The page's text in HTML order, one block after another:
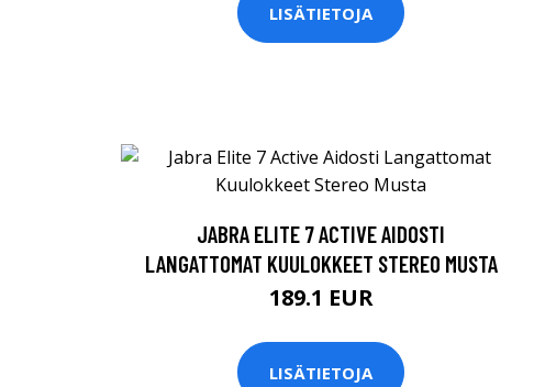
LISÄTIETOJA
JABRA ELITE 7 ACTIVE AIDOSTI
LANGATTOMAT KUULOKKEET STEREO MUSTA
189.1 EUR
LISÄTIETOJA